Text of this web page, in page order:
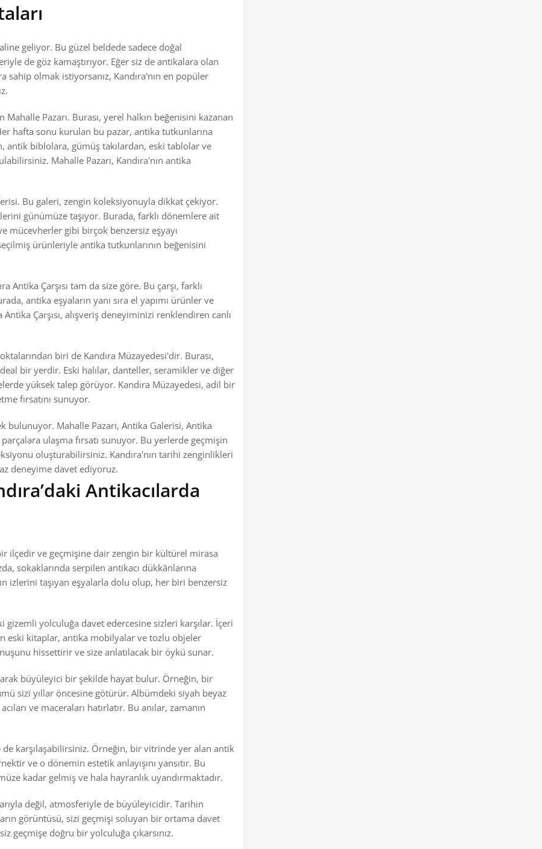
geliyor. Bu güzel beldede sadece doğal
de göz kamaştırıyor. Eğer siz de antikalara olan
sahip olmak istiyorsanız, Kandıra'nın en popüler
Pazarı. Burası, yerel halkın beğenisini kazanan
hafta sonu kurulan bu pazar, antika tutkunlarına
antik biblolara, gümüş takılardan, eski tablolar ve
Mahalle Pazarı, Kandıra'nın antika
Bu galeri, zengin koleksiyonuyla dikkat çekiyor.
günümüze taşıyor. Burada, farklı dönemlere ait
mücevherler gibi birçok benzersiz eşyayı
ürünleriyle antika tutkunlarının beğenisini
Antika Çarşısı tam da size göre. Bu çarşı, farklı
antika eşyaların yanı sıra el yapımı ürünler ve
Çarşısı, alışveriş deneyiminizi renklendiren canlı
biri de Kandıra Müzayedesi'dir. Burası,
bir yerdir. Eski halılar, danteller, seramikler ve diğer
yüksek talep görüyor. Kandıra Müzayedesi, adil bir
fırsatını sunuyor.
bulunuyor. Mahalle Pazarı, Antika Galerisi, Antika
ulaşma fırsatı sunuyor. Bu yerlerde geçmişin
oluşturabilirsiniz. Kandıra'nın tarihi zenginlikleri
deneyime davet ediyoruz.
Antikacılarda
ilçedir ve geçmişine dair zengin bir kültürel mirasa
sokaklarında serpilen antikacı dükkânlarına
izlerini taşıyan eşyalarla dolu olup, her biri benzersiz
yolculuğa davet edercesine sizleri karşılar. İçeri
eski kitaplar, antika mobilyalar ve tozlu objeler
hissettirir ve size anlatılacak bir öykü sunar.
büyüleyici bir şekilde hayat bulur. Örneğin, bir
sizi yıllar öncesine götürür. Albümdeki siyah beyaz
ve maceraları hatırlatır. Bu anılar, zamanın
de karşılaşabilirsiniz. Örneğin, bir vitrinde yer alan antik
ve o dönemin estetik anlayışını yansıtır. Bu
kadar gelmiş ve hala hayranlık uyandırmaktadır.
değil, atmosferiyle de büyüleyicidir. Tarihin
görüntüsü, sizi geçmişi soluyan bir ortama davet
geçmişe doğru bir yolculuğa çıkarsınız.